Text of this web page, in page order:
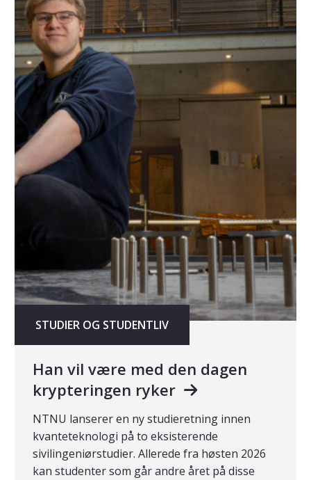
STUDIER OG STUDENTLIV
Han vil være med den dagen
krypteringen ryker
NTNU lanserer en ny studieretning innen
kvanteteknologi på to eksisterende
sivilingeniørstudier. Allerede fra høsten 2026
kan studenter som går andre året på disse